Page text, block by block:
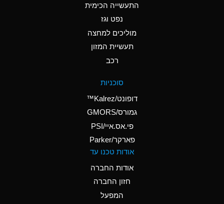
Ammonium Nitrate
Ammonium Nitrite
Ammonium Persulfate
Ammonium Phosphate
A
Ammonium Sulfate
*
Amyl Acetate (Banana
התעשייה הכימית
נפט וגז
מוליכים למחצה
תעשיית המזון
רכב
סוכניות
דופונט/Kalrez™
גמורס/GMORS
פי.אס.איי/PSI
פארקר/Parker
אודות טכנו עד
אודות החברה
חזון החברה
המפעל